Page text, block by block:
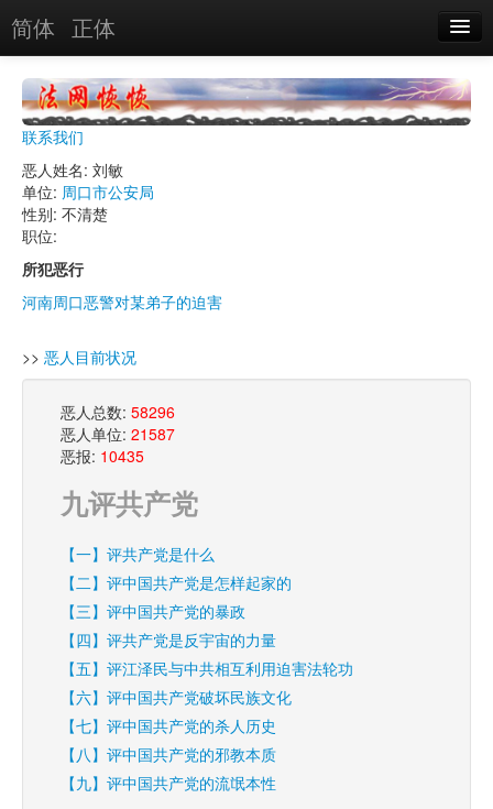
简体 正体
恶报实例
恶人图片
恶人单位
单位图片
关于
联系我们
恶人姓名: 刘敏
单位: 周口市公安局
性别: 不清楚
职位:
所犯恶行
河南周口恶警对某弟子的迫害
>> 恶人目前状况
恶人总数: 58296
恶人单位: 21587
恶报: 10435
九评共产党
【一】评共产党是什么
【二】评中国共产党是怎样起家的
【三】评中国共产党的暴政
【四】评共产党是反宇宙的力量
【五】评江泽民与中共相互利用迫害法轮功
【六】评中国共产党破坏民族文化
【七】评中国共产党的杀人历史
【八】评中国共产党的邪教本质
【九】评中国共产党的流氓本性